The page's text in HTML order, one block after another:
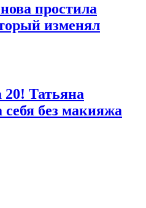
простила
изменял
20! Татьяна
себя без макияжа